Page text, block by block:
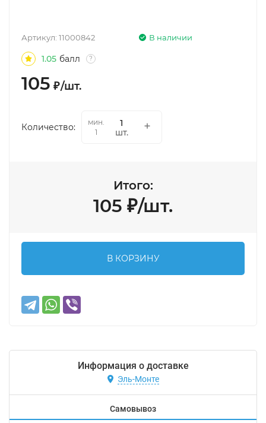
В наличии
Артикул: 11000842
1.05 балл ?
105 ₽/шт.
Количество:
мин.
1
шт.
Итого:
105 ₽/шт.
В КОРЗИНУ
Информация о доставке
Эль-Монте
Самовывоз